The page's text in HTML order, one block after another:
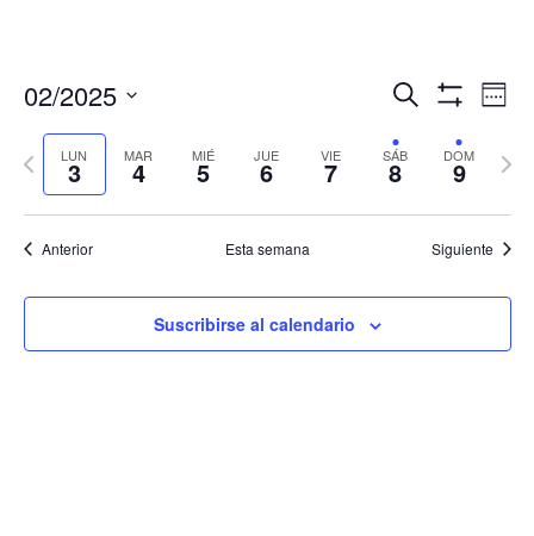
búsqueda
y
vistas
Buscar
de
de
02/2025
fecha.LUN
3 MAR
4 MIÉ
5 JUE
6 VIE
7 SÁB
8 DOM
9
Semana
anterior
Anterior Esta semana Siguiente
Suscribirse al calendario